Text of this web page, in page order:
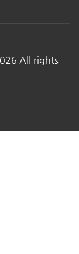
All rights